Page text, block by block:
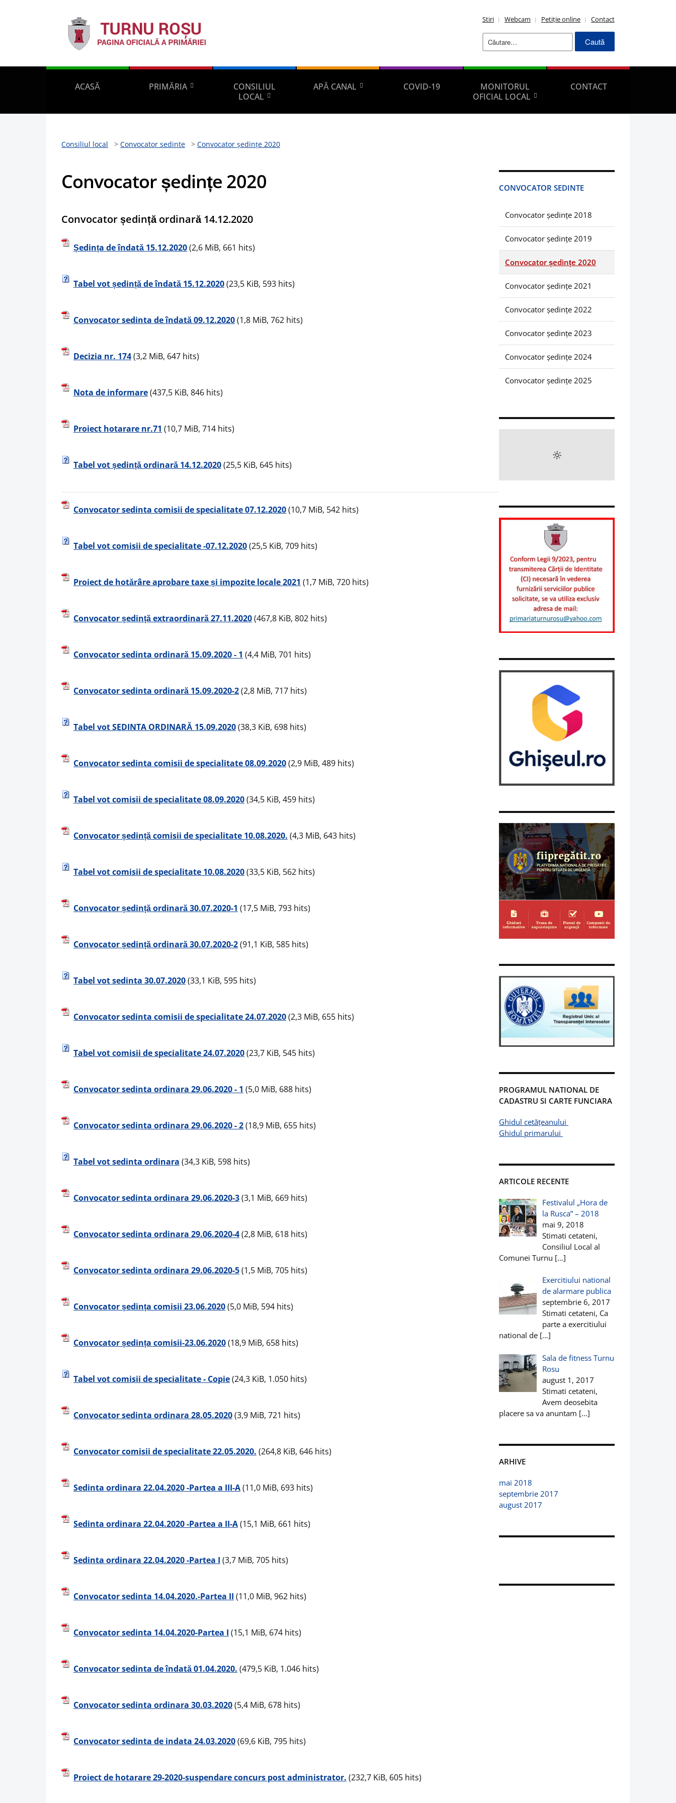
Stiri Webcam Petiție online Contact
Caută
după:
ACASĂ PRIMĂRIA
CONSILIUL
LOCAL
APĂ CANAL COVID-19
MONITORUL
OFICIAL LOCAL
CONTACT
Consiliul local > Convocator sedinte > Convocator ședințe 2020
Convocator ședințe 2020
Convocator ședință ordinară 14.12.2020
Ședința de îndată 15.12.2020(2,6 MiB, 661 hits)
Tabel vot ședință de îndată 15.12.2020(23,5 KiB, 593 hits)
Convocator sedinta de îndată 09.12.2020(1,8 MiB, 762 hits)
Decizia nr. 174(3,2 MiB, 647 hits)
Nota de informare(437,5 KiB, 846 hits)
Proiect hotarare nr.71 (10,7 MiB, 714 hits)
Tabel vot ședință ordinară 14.12.2020(25,5 KiB, 645 hits)
Convocator sedinta comisii de specialitate 07.12.2020(10,7 MiB, 542 hits)
Tabel vot comisii de specialitate -07.12.2020(25,5 KiB, 709 hits)
Proiect de hotărâre aprobare taxe și impozite locale 2021 (1,7 MiB, 720 hits)
Convocator ședință extraordinară 27.11.2020(467,8 KiB, 802 hits)
Convocator sedinta ordinară 15.09.2020 - 1 (4,4 MiB, 701 hits)
Convocator sedinta ordinară 15.09.2020-2(2,8 MiB, 717 hits)
Tabel vot SEDINTA ORDINARĂ 15.09.2020(38,3 KiB, 698 hits)
Convocator sedinta comisii de specialitate 08.09.2020(2,9 MiB, 489 hits)
Tabel vot comisii de specialitate 08.09.2020(34,5 KiB, 459 hits)
Convocator ședință comisii de specialitate 10.08.2020. (4,3 MiB, 643 hits)
Tabel vot comisii de specialitate 10.08.2020(33,5 KiB, 562 hits)
Convocator ședință ordinară 30.07.2020-1 (17,5 MiB, 793 hits)
Convocator ședință ordinară 30.07.2020-2(91,1 KiB, 585 hits)
Tabel vot sedinta 30.07.2020(33,1 KiB, 595 hits)
Convocator sedinta comisii de specialitate 24.07.2020(2,3 MiB, 655 hits)
Tabel vot comisii de specialitate 24.07.2020(23,7 KiB, 545 hits)
Convocator sedinta ordinara 29.06.2020 - 1 (5,0 MiB, 688 hits)
Convocator sedinta ordinara 29.06.2020 - 2(18,9 MiB, 655 hits)
Tabel vot sedinta ordinara (34,3 KiB, 598 hits)
Convocator sedinta ordinara 29.06.2020-3(3,1 MiB, 669 hits)
Convocator sedinta ordinara 29.06.2020-4(2,8 MiB, 618 hits)
Convocator sedinta ordinara 29.06.2020-5(1,5 MiB, 705 hits)
Convocator ședința comisii 23.06.2020(5,0 MiB, 594 hits)
Convocator ședința comisii-23.06.2020(18,9 MiB, 658 hits)
Tabel vot comisii de specialitate - Copie(24,3 KiB, 1.050 hits)
Convocator sedinta ordinara 28.05.2020(3,9 MiB, 721 hits)
Convocator comisii de specialitate 22.05.2020. (264,8 KiB, 646 hits)
Sedinta ordinara 22.04.2020 -Partea a III-A(11,0 MiB, 693 hits)
Sedinta ordinara 22.04.2020 -Partea a II-A(15,1 MiB, 661 hits)
Sedinta ordinara 22.04.2020 -Partea I (3,7 MiB, 705 hits)
Convocator sedinta 14.04.2020.-Partea II (11,0 MiB, 962 hits)
Convocator sedinta 14.04.2020-Partea I (15,1 MiB, 674 hits)
Convocator sedinta de îndată 01.04.2020. (479,5 KiB, 1.046 hits)
Convocator sedinta ordinara 30.03.2020(5,4 MiB, 678 hits)
Convocator sedinta de indata 24.03.2020(69,6 KiB, 795 hits)
Proiect de hotarare 29-2020-suspendare concurs post administrator. (232,7 KiB, 605 hits)
CONVOCATOR SEDINTE
Convocator ședințe 2018
Convocator ședințe 2019
Convocator ședințe 2020
Convocator ședințe 2021
Convocator ședințe 2022
Convocator ședințe 2023
Convocator ședințe 2024
Convocator ședințe 2025
PROGRAMUL NATIONAL DE
CADASTRU SI CARTE FUNCIARA
Ghidul cetățeanului
Ghidul primarului
ARTICOLE RECENTE
Festivalul „Hora de
la Rusca” – 2018
mai 9, 2018
Stimati cetateni,
Consiliul Local al
Comunei Turnu […]
Exercitiului national
de alarmare publica
septembrie 6, 2017
Stimati cetateni, Ca
parte a exercitiului
national de […]
Sala de fitness Turnu
Rosu
august 1, 2017
Stimati cetateni,
Avem deosebita
placere sa va anuntam […]
ARHIVE
mai 2018
septembrie 2017
august 2017